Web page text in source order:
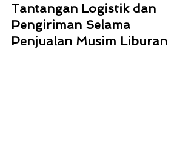
Tantangan Logistik dan
Pengiriman Selama
Penjualan Musim Liburan